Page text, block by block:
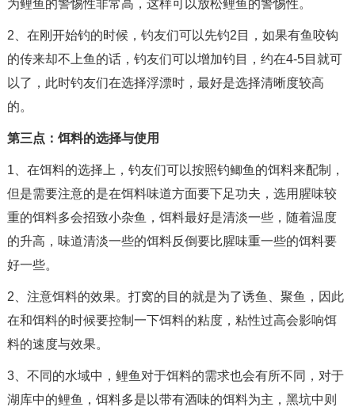
为鲤鱼的警惕性非常高，这样可以放松鲤鱼的警惕性。
2、在刚开始钓的时候，钓友们可以先钓2目，如果有鱼咬钩
的传来却不上鱼的话，钓友们可以增加钓目，约在4-5目就可
以了，此时钓友们在选择浮漂时，最好是选择清晰度较高
的。
第三点：饵料的选择与使用
1、在饵料的选择上，钓友们可以按照钓鲫鱼的饵料来配制，
但是需要注意的是在饵料味道方面要下足功夫，选用腥味较
重的饵料多会招致小杂鱼，饵料最好是清淡一些，随着温度
的升高，味道清淡一些的饵料反倒要比腥味重一些的饵料要
好一些。
2、注意饵料的效果。打窝的目的就是为了诱鱼、聚鱼，因此
在和饵料的时候要控制一下饵料的粘度，粘性过高会影响饵
料的速度与效果。
3、不同的水域中，鲤鱼对于饵料的需求也会有所不同，对于
湖库中的鲤鱼，饵料多是以带有酒味的饵料为主，黑坑中则